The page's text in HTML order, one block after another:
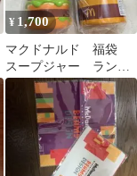
¥ 1,700
マクドナルド 福袋
スープジャー ランタ
ン ビームス フラン
フラン